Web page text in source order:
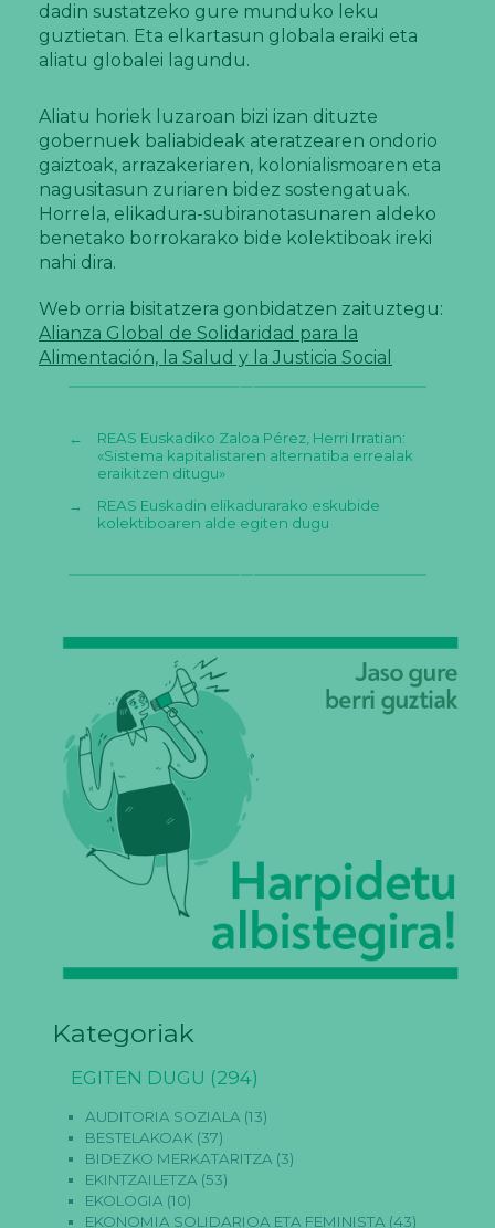
dadin sustatzeko gure munduko leku
guztietan. Eta elkartasun globala eraiki eta
aliatu globalei lagundu.
Aliatu horiek luzaroan bizi izan dituzte
gobernuek baliabideak ateratzearen ondorio
gaiztoak, arrazakeriaren, kolonialismoaren eta
nagusitasun zuriaren bidez sostengatuak.
Horrela, elikadura-subiranotasunaren aldeko
benetako borrokarako bide kolektiboak ireki
nahi dira.
Web orria bisitatzera gonbidatzen zaituztegu:
Alianza Global de Solidaridad para la
Alimentación, la Salud y la Justicia Social
←
REAS Euskadiko Zaloa Pérez, Herri Irratian:
«Sistema kapitalistaren alternatiba errealak
eraikitzen ditugu»
→
REAS Euskadin elikadurarako eskubide
kolektiboaren alde egiten dugu
Kategoriak
EGITEN DUGU (294)
AUDITORIA SOZIALA (13)
BESTELAKOAK (37)
BIDEZKO MERKATARITZA (3)
EKINTZAILETZA (53)
EKOLOGIA (10)
EKONOMIA SOLIDARIOA ETA FEMINISTA (43)